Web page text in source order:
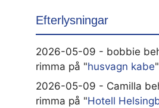
Efterlysningar
2026-05-09 - bobbie
rimma på "husvagn kabe"
2026-05-09 - Camilla
rimma på "Hotell